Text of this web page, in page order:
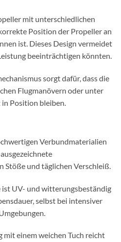
mit unterschiedlichen
Position der Propeller an
ist. Dieses Design vermeidet
beeinträchtigen könnten.
sorgt dafür, dass die
Flugmanövern oder unter
Position bleiben.
Verbundmaterialien
Stöße und täglichen Verschleiß.
UV- und witterungsbeständig
selbst bei intensiver
mit einem weichen Tuch reicht